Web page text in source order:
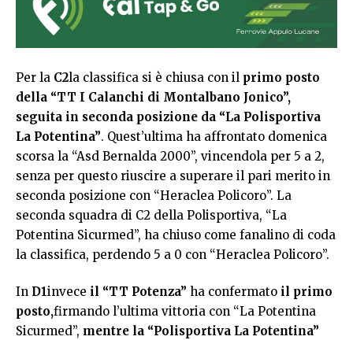
Per la C2la classifica si è chiusa con il primo posto
della “TT I Calanchi di Montalbano Jonico”,
seguita in seconda posizione da “La Polisportiva
La Potentina”. Quest’ultima ha affrontato domenica
scorsa la “Asd Bernalda 2000”, vincendola per 5 a 2,
senza per questo riuscire a superare il pari merito in
seconda posizione con “Heraclea Policoro”. La
seconda squadra di C2 della Polisportiva, “La
Potentina Sicurmed”, ha chiuso come fanalino di coda
la classifica, perdendo 5 a 0 con “Heraclea Policoro”.
In D1invece il “TT Potenza” ha confermato il primo
posto,firmando l’ultima vittoria con “La Potentina
Sicurmed”, mentre la “Polisportiva La Potentina”